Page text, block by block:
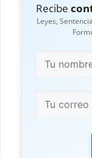
Recibe
Leyes,